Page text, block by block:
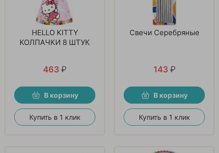
HELLO KITTY
КОЛПАЧКИ 8 ШТУК
463 ₽
В корзину
Купить в 1 клик
Свечи Серебряные
143 ₽
В корзину
Купить в 1 клик